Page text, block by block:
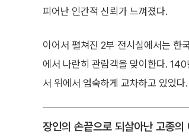
피어난 인간적 신뢰가 느껴졌다.
이어서 펼쳐진 2부 전시실에서는 한
에서 나란히 관람객을 맞이한다.
서 위에서 엄숙하게 교차하고 있었다.
장인의 손끝으로 되살아난 고종의